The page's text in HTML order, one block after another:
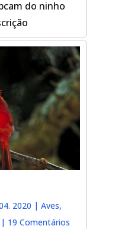
do ninho
2020 |Aves,
| 19 Comentários